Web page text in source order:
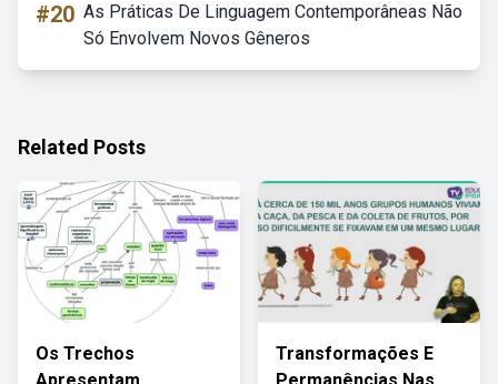
#20 As Práticas De Linguagem Contemporâneas Não
Só Envolvem Novos Gêneros
Related Posts
Os Trechos
Transformações E